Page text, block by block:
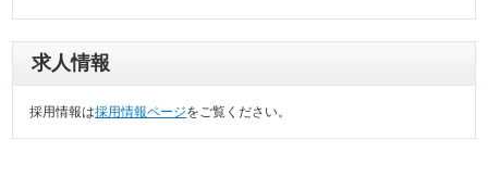
求人情報
採用情報は採用情報ページをご覧ください。